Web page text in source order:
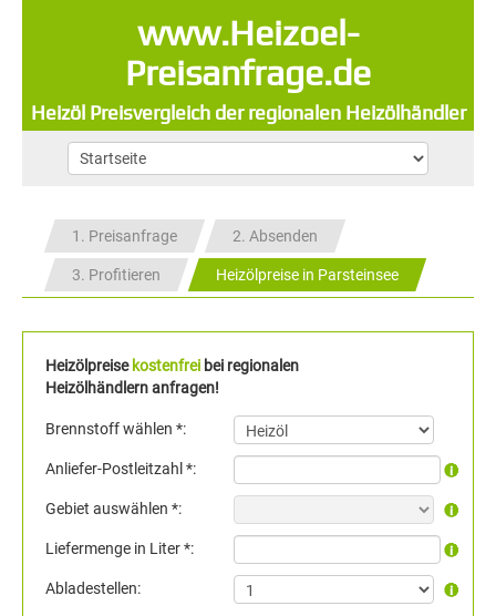
www.Heizoel-
Preisanfrage.de
Heizöl Preisvergleich der regionalen Heizölhändler
1. Preisanfrage 2. Absenden
3. Profitieren Heizölpreise in Parsteinsee
Heizölpreise kostenfrei bei regionalen
Heizölhändlern anfragen!
Brennstoff wählen *:
Anliefer-Postleitzahl *:
Gebiet auswählen *:
Liefermenge in Liter *:
Abladestellen: